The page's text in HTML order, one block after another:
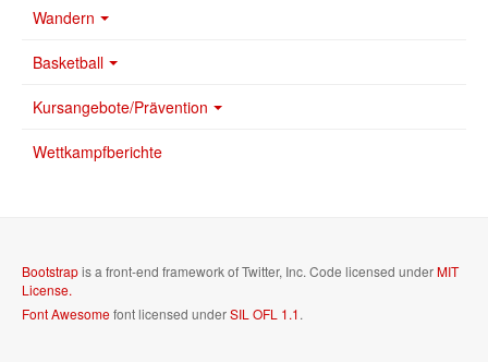
Wandern
Basketball
Kursangebote/Prävention
Wettkampfberichte
Bootstrapis a front-end framework of Twitter, Inc. Code licensed underMIT
License.
Font Awesomefont licensed underSIL OFL 1.1.